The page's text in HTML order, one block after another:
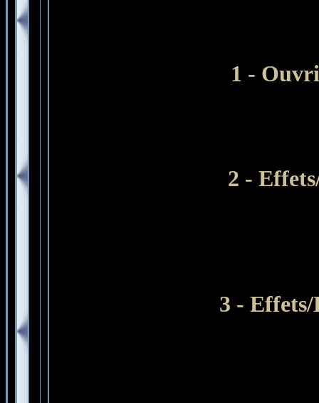
1 -
2 -
3 - Effets/